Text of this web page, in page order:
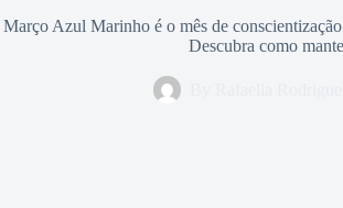
Março Azul Marinho é o mês de
Descubra como